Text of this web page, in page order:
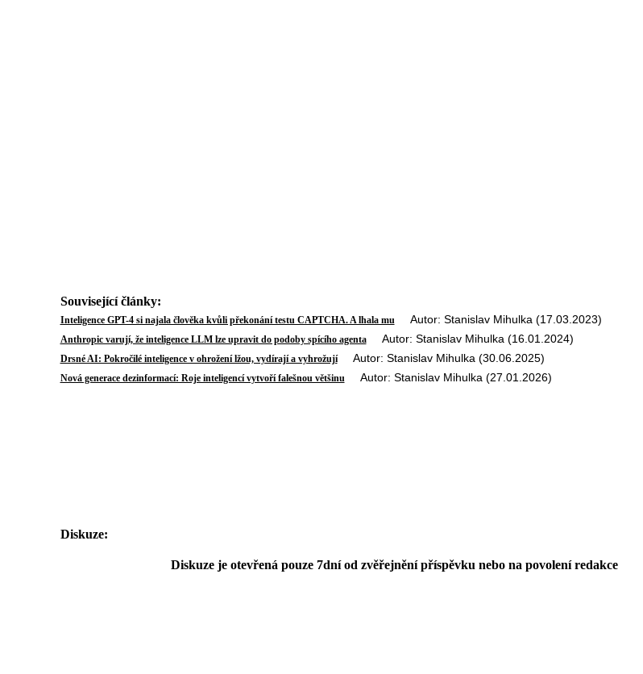
Související články:
Inteligence GPT-4 si najala člověka kvůli překonání testu CAPTCHA. A lhala mu Autor: Stanislav Mihulka (17.03.2023)
Anthropic varují, že inteligence LLM lze upravit do podoby spícího agentaAutor: Stanislav Mihulka (16.01.2024)
Drsné AI: Pokročilé inteligence v ohrožení lžou, vydírají a vyhrožujíAutor: Stanislav Mihulka (30.06.2025)
Nová generace dezinformací: Roje inteligencí vytvoří falešnou většinu Autor: Stanislav Mihulka (27.01.2026)
Diskuze:
Diskuze je otevřená pouze 7dní od zvěřejnění příspěvku nebo na povolení redakce